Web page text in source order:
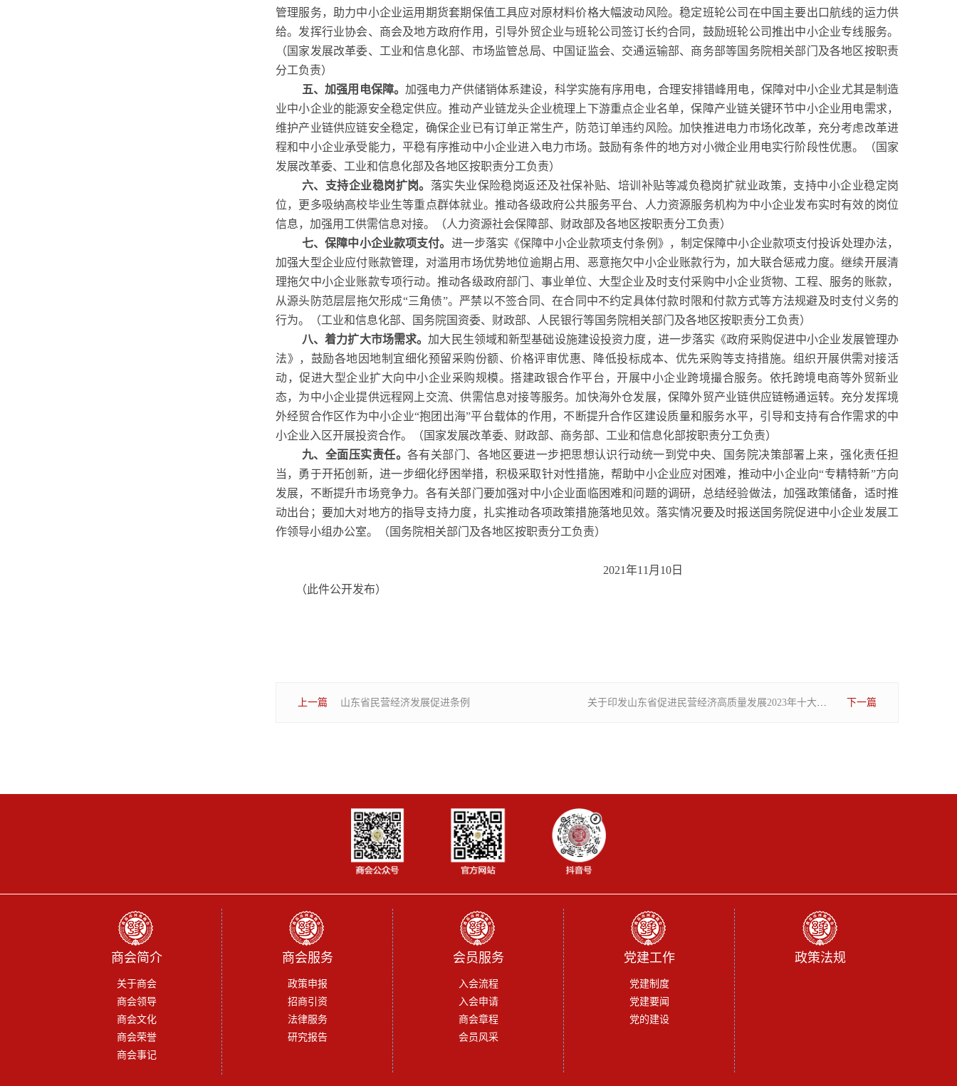
管理服务，助力中小企业运用期货套期保值工具应对原材料价格大幅波动风险。稳定班轮公司在中国主要出口航线的运力供
给。发挥行业协会、商会及地方政府作用，引导外贸企业与班轮公司签订长约合同，鼓励班轮公司推出中小企业专线服务。
（国家发展改革委、工业和信息化部、市场监管总局、中国证监会、交通运输部、商务部等国务院相关部门及各地区按职责
分工负责）
五、加强用电保障。加强电力产供储销体系建设，科学实施有序用电，合理安排错峰用电，保障对中小企业尤其是制造
业中小企业的能源安全稳定供应。推动产业链龙头企业梳理上下游重点企业名单，保障产业链关键环节中小企业用电需求，
维护产业链供应链安全稳定，确保企业已有订单正常生产，防范订单违约风险。加快推进电力市场化改革，充分考虑改革进
程和中小企业承受能力，平稳有序推动中小企业进入电力市场。鼓励有条件的地方对小微企业用电实行阶段性优惠。（国家
发展改革委、工业和信息化部及各地区按职责分工负责）
六、支持企业稳岗扩岗。 落实失业保险稳岗返还及社保补贴、培训补贴等减负稳岗扩就业政策，支持中小企业稳定岗
位，更多吸纳高校毕业生等重点群体就业。推动各级政府公共服务平台、人力资源服务机构为中小企业发布实时有效的岗位
信息，加强用工供需信息对接。（人力资源社会保障部、财政部及各地区按职责分工负责）
七、保障中小企业款项支付。 进一步落实《保障中小企业款项支付条例》，制定保障中小企业款项支付投诉处理办法，
加强大型企业应付账款管理，对滥用市场优势地位逾期占用、恶意拖欠中小企业账款行为，加大联合惩戒力度。继续开展清
理拖欠中小企业账款专项行动。推动各级政府部门、事业单位、大型企业及时支付采购中小企业货物、工程、服务的账款，
从源头防范层层拖欠形成“三角债”。严禁以不签合同、在合同中不约定具体付款时限和付款方式等方法规避及时支付义务的
行为。（工业和信息化部、国务院国资委、财政部、人民银行等国务院相关部门及各地区按职责分工负责）
八、着力扩大市场需求。加大民生领域和新型基础设施建设投资力度，进一步落实《政府采购促进中小企业发展管理办
法》，鼓励各地因地制宜细化预留采购份额、价格评审优惠、降低投标成本、优先采购等支持措施。组织开展供需对接活
动，促进大型企业扩大向中小企业采购规模。搭建政银合作平台，开展中小企业跨境撮合服务。依托跨境电商等外贸新业
态，为中小企业提供远程网上交流、供需信息对接等服务。加快海外仓发展，保障外贸产业链供应链畅通运转。充分发挥境
外经贸合作区作为中小企业“抱团出海”平台载体的作用，不断提升合作区建设质量和服务水平，引导和支持有合作需求的中
小企业入区开展投资合作。（国家发展改革委、财政部、商务部、工业和信息化部按职责分工负责）
九、全面压实责任。 各有关部门、各地区要进一步把思想认识行动统一到党中央、国务院决策部署上来，强化责任担
当，勇于开拓创新，进一步细化纾困举措，积极采取针对性措施，帮助中小企业应对困难，推动中小企业向“专精特新”方向
发展，不断提升市场竞争力。各有关部门要加强对中小企业面临困难和问题的调研，总结经验做法，加强政策储备，适时推
动出台；要加大对地方的指导支持力度，扎实推动各项政策措施落地见效。落实情况要及时报送国务院促进中小企业发展工
作领导小组办公室。（国务院相关部门及各地区按职责分工负责）
2021年11月10日
（此件公开发布）
上一篇 山东省民营经济发展促进条例 关于印发山东省促进民营经济高质量发展2023年十大专项行动的通知 下一篇
商会简介
关于商会
商会领导
商会文化
商会荣誉
商会事记
商会服务
政策申报
招商引资
法律服务
研究报告
会员服务
入会流程
入会申请
商会章程
会员风采
党建工作
党建制度
党建要闻
党的建设
政策法规